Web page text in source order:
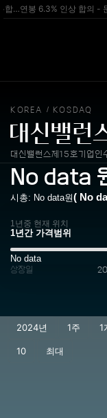
…연봉 6.3% 인상 합의 - 문
KOREA / KOSDAQ
대신밸런
대신밸런스제15호기업인
No data
시총: No data원( No
1년중 현재 위치
No data
상장일